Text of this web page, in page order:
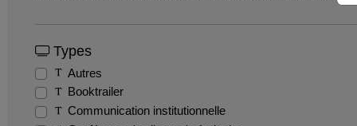
Types
Autres
Booktrailer
Communication institutionnelle